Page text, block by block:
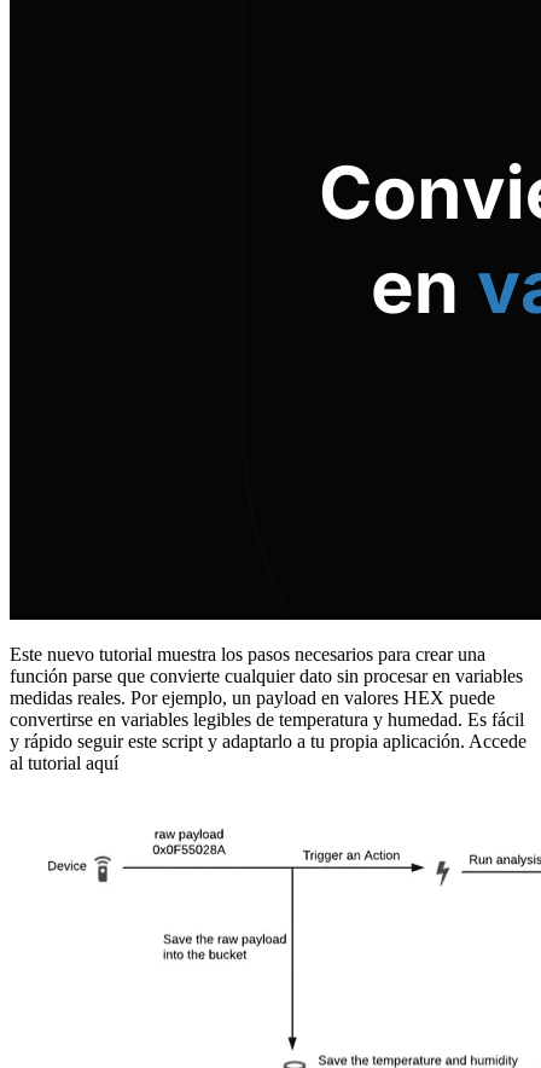
Este nuevo tutorial muestra los pasos necesarios para crear una
función parse que convierte cualquier dato sin procesar en variables
medidas reales. Por ejemplo, un payload en valores HEX puede
convertirse en variables legibles de temperatura y humedad. Es fácil
y rápido seguir este script y adaptarlo a tu propia aplicación. Accede
al tutorial aquí